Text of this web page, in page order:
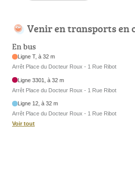
Venir en transports en
En bus
Ligne T, à 32 m
Arrêt Place du Docteur Roux - 1 Rue Ribot
Ligne 3301, à 32 m
Arrêt Place du Docteur Roux - 1 Rue Ribot
Ligne 12, à 32 m
Arrêt Place du Docteur Roux - 1 Rue Ribot
Voir tout